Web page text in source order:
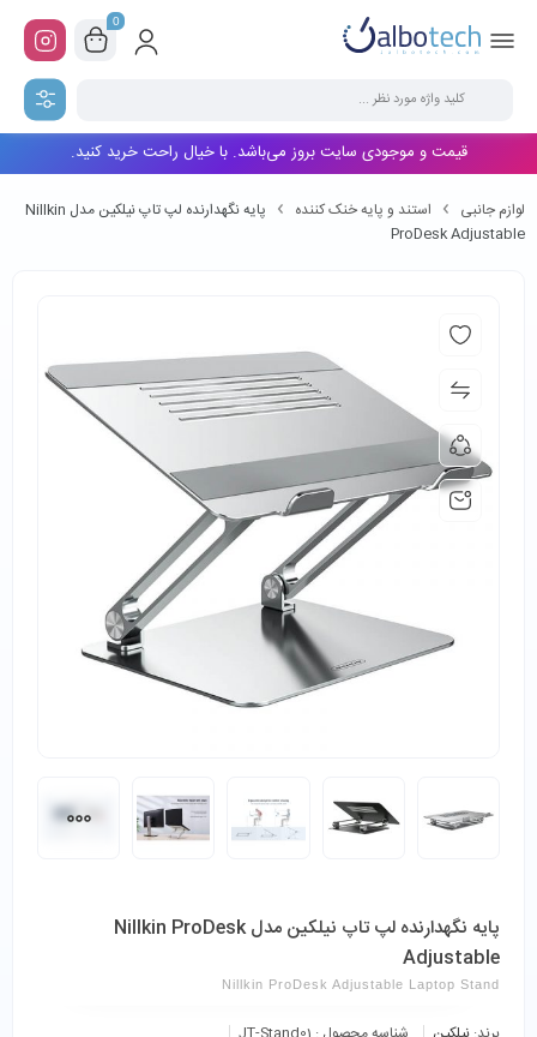
0
قیمت و موجودی سایت بروز می‌باشد. با خیال راحت خرید کنید.
لوازم جانبی استند و پایه خنک کننده
پایه نگهدارنده لپ تاپ نیلکین مدل Nillkin
ProDesk Adjustable
پایه نگهدارنده لپ تاپ نیلکین مدل Nillkin ProDesk
Adjustable
Nillkin ProDesk Adjustable Laptop Stand